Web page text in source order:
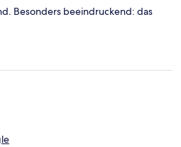
Besonders beeindruckend: das